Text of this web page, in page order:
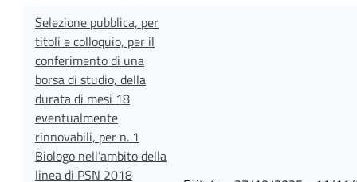
Selezione pubblica, per
titoli e colloquio, per il
conferimento di una
borsa di studio, della
durata di mesi 18
eventualmente
rinnovabili, per n. 1
Biologo nell’ambito della
linea di PSN 2018